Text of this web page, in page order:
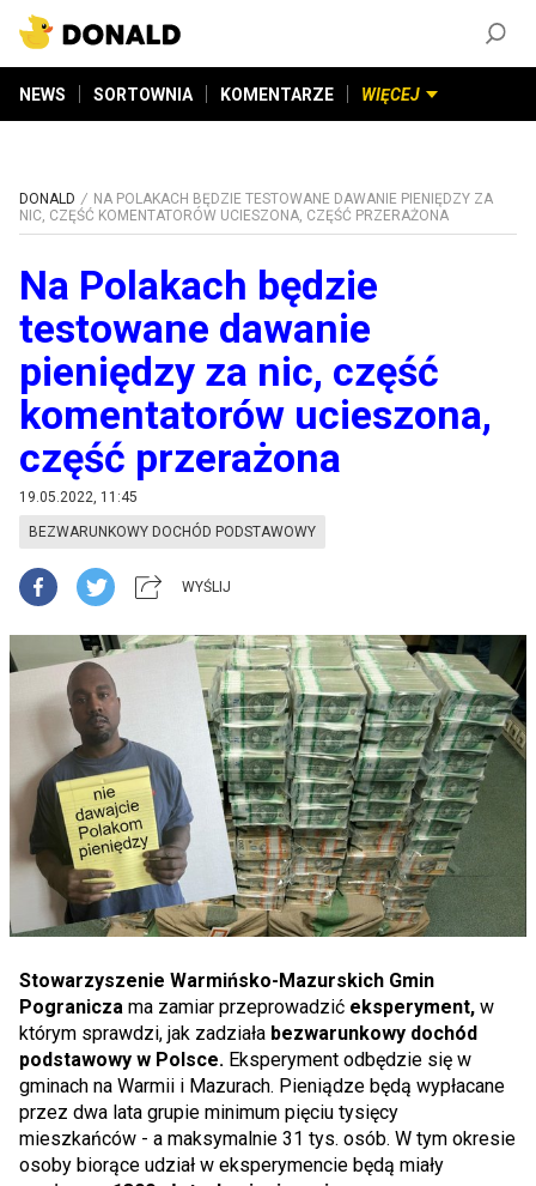
NEWS SORTOWNIA KOMENTARZE WIĘCEJ
DONALD
NA POLAKACH BĘDZIE TESTOWANE DAWANIE PIENIĘDZY ZA
NIC, CZĘŚĆ KOMENTATORÓW UCIESZONA, CZĘŚĆ PRZERAŻONA
Na Polakach będzie
testowane dawanie
pieniędzy za nic, część
komentatorów ucieszona,
część przerażona
19.05.2022, 11:45
BEZWARUNKOWY DOCHÓD PODSTAWOWY
WYŚLIJ
Stowarzyszenie Warmińsko-Mazurskich Gmin
Pogranicza ma zamiar przeprowadzić eksperyment, w
którym sprawdzi, jak zadziała bezwarunkowy dochód
podstawowy w Polsce. Eksperyment odbędzie się w
gminach na Warmii i Mazurach. Pieniądze będą wypłacane
przez dwa lata grupie minimum pięciu tysięcy
mieszkańców - a maksymalnie 31 tys. osób. W tym okresie
osoby biorące udział w eksperymencie będą miały